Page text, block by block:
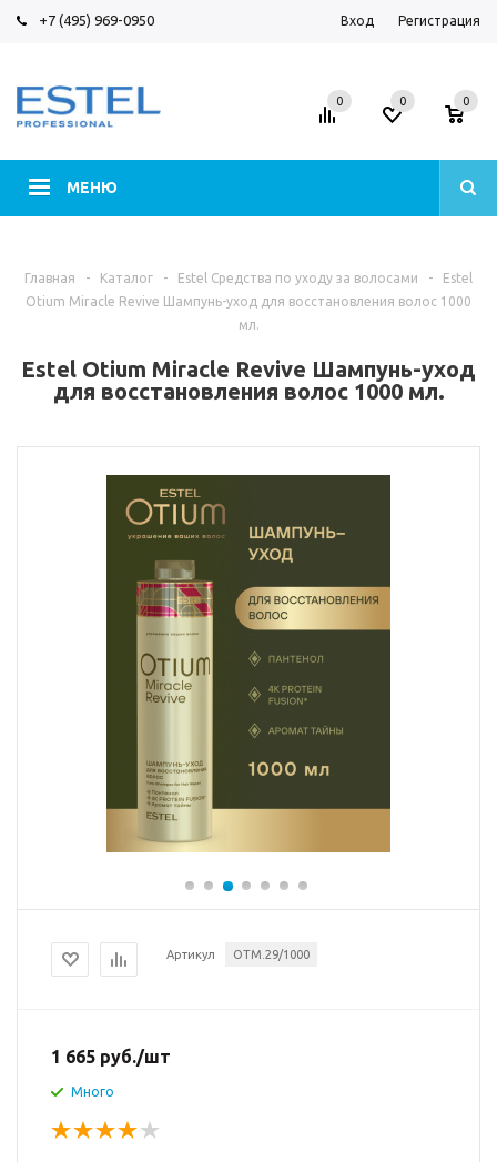
+7 (495) 969-0950 Вход Регистрация
МЕНЮ
0 0 0
Главная - Каталог - Estel Средства по уходу за волосами -
Estel
Otium Miracle Revive Шампунь-уход для восстановления волос 1000
мл.
Estel Otium Miracle Revive Шампунь-уход
для восстановления волос 1000 мл.
Артикул OTM.29/1000
1 665 руб./шт
Много